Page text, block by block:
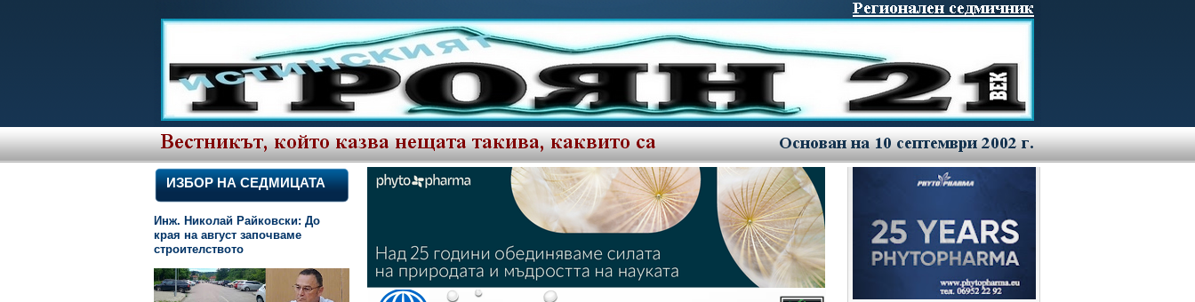
ИЗБОР НА СЕДМИЦАТА
Инж. Николай Райковски: До
края на август започваме
строителството